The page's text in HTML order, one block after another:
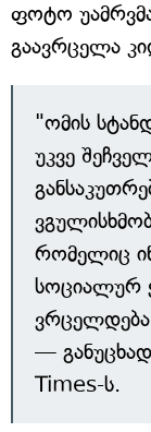
ფოტო უამრვმა
გაავრცელა
"ომის
უკვე
რომელიც
სოციალურ
—
Times-ს.